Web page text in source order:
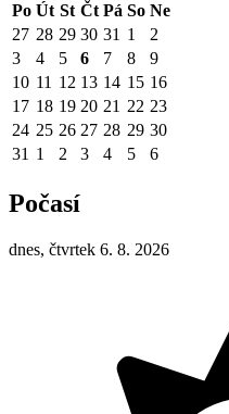
Po Út St Čt Pá So Ne
27 28 29 30 31 1
2
3
4 5 6 7 8
9
10 11 12 13 14 15 16
17 18 19 20 21 22 23
24 25 26 27 28 29 30
31 1 2 3 4 5 6
Počasí
dnes, čtvrtek 6. 8. 2026